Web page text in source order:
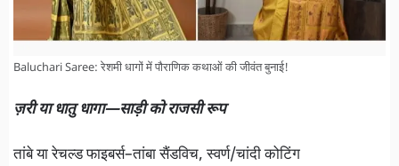
Baluchari Saree: रेशमी धागों में पौराणिक कथाओं की जीवंत बुनाई!
ज़री या धातु धागा—साड़ी को राजसी रूप
तांबे या रेचल्ड फाइबर्स–तांबा सैंडविच, स्वर्ण/चांदी कोटिंग